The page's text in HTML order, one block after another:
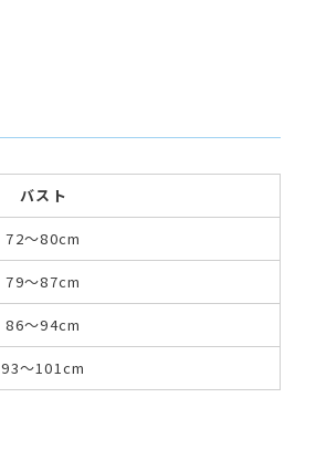
バスト
72～80cm
79～87cm
86～94cm
93～101cm